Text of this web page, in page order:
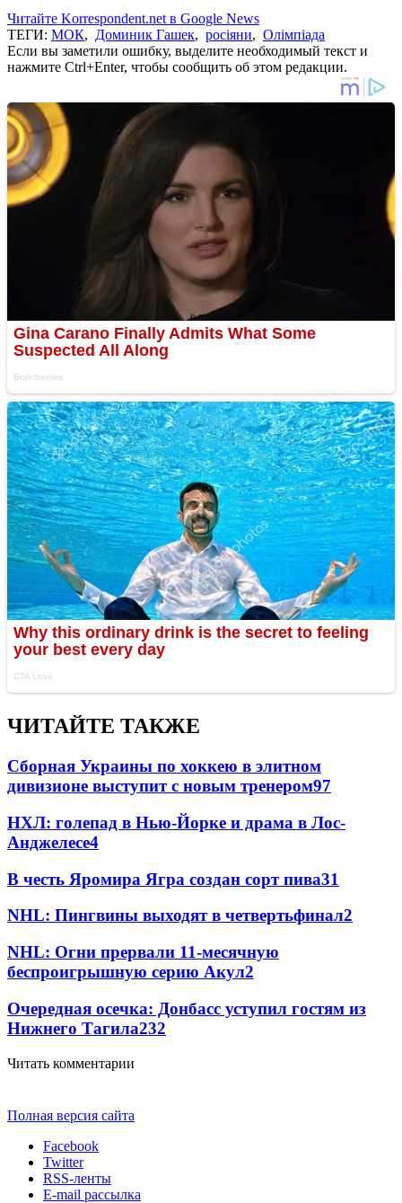
Читайте Korrespondent.net в Google News
ТЕГИ: МОК, Доминик Гашек, росіяни, Олімпіада
Если вы заметили ошибку, выделите необходимый текст и
нажмите Ctrl+Enter, чтобы сообщить об этом редакции.
ЧИТАЙТЕ ТАКЖЕ
Сборная Украины по хоккею в элитном
дивизионе выступит с новым тренером97
НХЛ: голепад в Нью-Йорке и драма в Лос-
Анджелесе4
В честь Яромира Ягра создан сорт пива31
NHL: Пингвины выходят в четвертьфинал2
NHL: Огни прервали 11-месячную
беспроигрышную серию Акул2
Очередная осечка: Донбасс уступил гостям из
Нижнего Тагила232
Читать комментарии
Полная версия сайта
Facebook
Twitter
RSS-ленты
E-mail рассылка